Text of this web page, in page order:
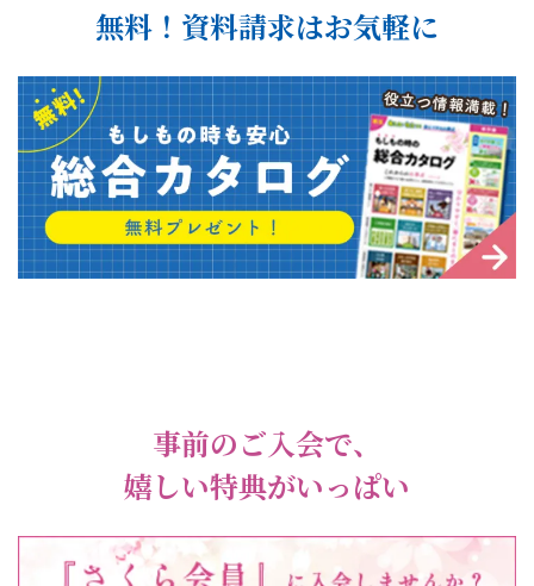
無料！資料請求はお気軽に
事前のご入会で、
嬉しい特典がいっぱい